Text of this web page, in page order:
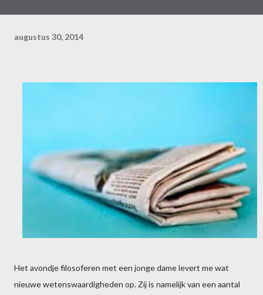
augustus 30, 2014
Het avondje filosoferen met een jonge dame levert me wat
nieuwe wetenswaardigheden op. Zij is namelijk van een aantal